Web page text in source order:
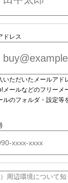
ドレス
ただいたメールアド
ールなどのフリーメ
ルのフォルダ・設定等